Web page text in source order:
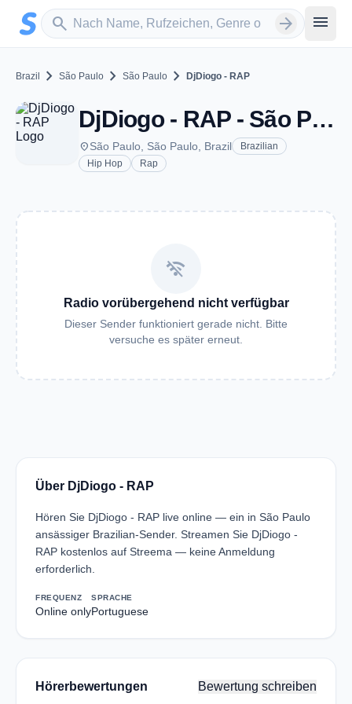
Zum Hauptinhalt springen
search
Sender suchen arrow_forward menu
Brazil chevron_right São Paulo chevron_right São Paulo chevron_right DjDiogo - RAP
DjDiogo - RAP - São Paulo
placeSão Paulo, São Paulo, Brazil
Brazilian
Hip Hop
Rap
wifi_off
Radio vorübergehend nicht verfügbar
Dieser Sender funktioniert gerade nicht. Bitte
versuche es später erneut.
Über DjDiogo - RAP
Hören Sie DjDiogo - RAP live online — ein in São Paulo
ansässiger Brazilian-Sender. Streamen Sie DjDiogo -
RAP kostenlos auf Streema — keine Anmeldung
erforderlich.
FREQUENZ
Online only
SPRACHE
Portuguese
Hörerbewertungen Bewertung schreiben